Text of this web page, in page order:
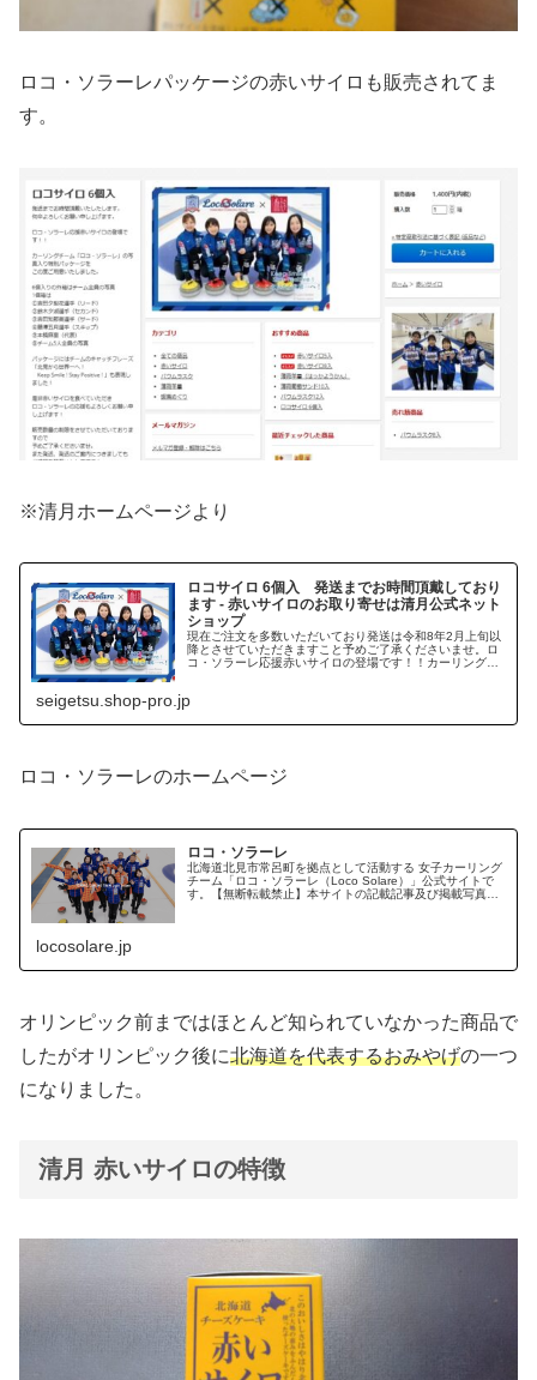
ロコ・ソラーレパッケージの赤いサイロも販売されてま
す。
※清月ホームページより
ロコサイロ 6個入 発送までお時間頂戴しており
ます - 赤いサイロのお取り寄せは清月公式ネット
ショップ
現在ご注文を多数いただいており発送は令和8年2月上旬以
降とさせていただきますこと予めご了承くださいませ。ロ
コ・ソラーレ応援赤いサイロの登場です！！カーリングチ
seigetsu.shop-pro.jp
ロコ・ソラーレのホームページ
ロコ・ソラーレ
北海道北見市常呂町を拠点として活動する 女子カーリング
チーム「ロコ・ソラーレ（Loco Solare）」公式サイトで
す。【無断転載禁止】本サイトの記載記事及び掲載写真の
locosolare.jp
オリンピック前まではほとんど知られていなかった商品で
したがオリンピック後に北海道を代表するおみやげの一つ
になりました。
清月 赤いサイロの特徴